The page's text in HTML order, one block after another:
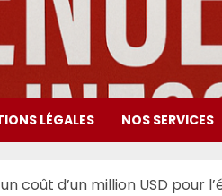
LÉGALES NOS SERVICES
coût d’un million USD pour